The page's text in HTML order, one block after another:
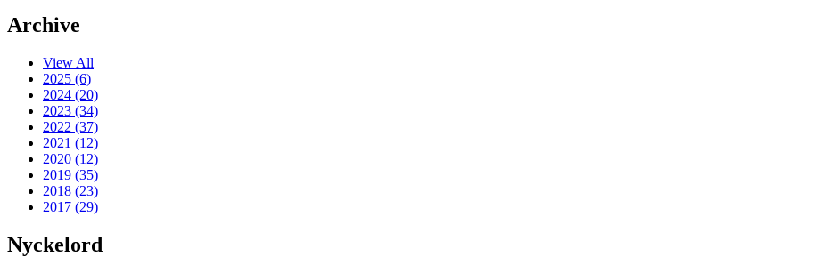
Archive
View All
2025 (6)
2024 (20)
2023 (34)
2022 (37)
2021 (12)
2020 (12)
2019 (35)
2018 (23)
2017 (29)
Nyckelord